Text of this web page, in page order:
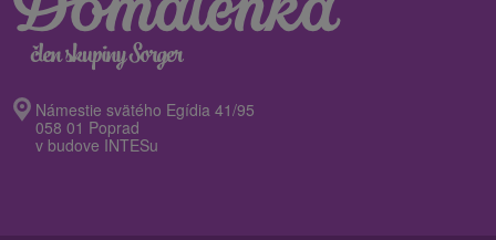
Námestie svätého Egídia 41/95
058 01 Poprad
v budove INTESu